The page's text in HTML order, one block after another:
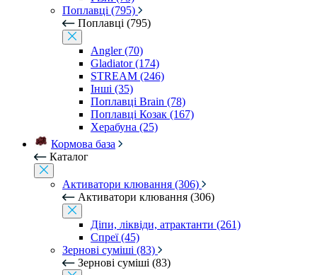
Поплавці (795)
Поплавці (795)
Angler (70)
Gladiator (174)
STREAM (246)
Інші (35)
Поплавці Brain (78)
Поплавці Козак (167)
Херабуна (25)
Кормова база
Каталог
Активатори клювання (306)
Активатори клювання (306)
Діпи, ліквіди, атрактанти (261)
Спреї (45)
Зернові суміші (83)
Зернові суміші (83)